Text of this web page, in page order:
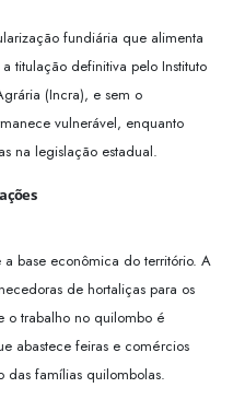
fundiária que alimenta
titulação definitiva pelo Instituto
(Incra), e sem o
vulnerável, enquanto
na legislação estadual.
base econômica do território. A
de hortaliças para os
o trabalho no quilombo é
abastece feiras e comércios
famílias quilombolas.